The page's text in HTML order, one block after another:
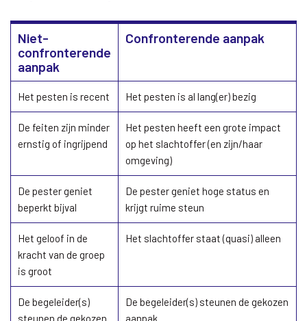
Niet-
confronterende
aanpak
Confronterende aanpak
Het pesten is recent Het pesten is al lang(er) bezig
De feiten zijn minder
ernstig of ingrijpend
Het pesten heeft een grote impact
op het slachtoffer (en zijn/haar
omgeving)
De pester geniet
beperkt bijval
De pester geniet hoge status en
krijgt ruime steun
Het geloof in de
kracht van de groep
is groot
Het slachtoffer staat (quasi) alleen
De begeleider(s)
steunen de gekozen
De begeleider(s) steunen de gekozen
aanpak